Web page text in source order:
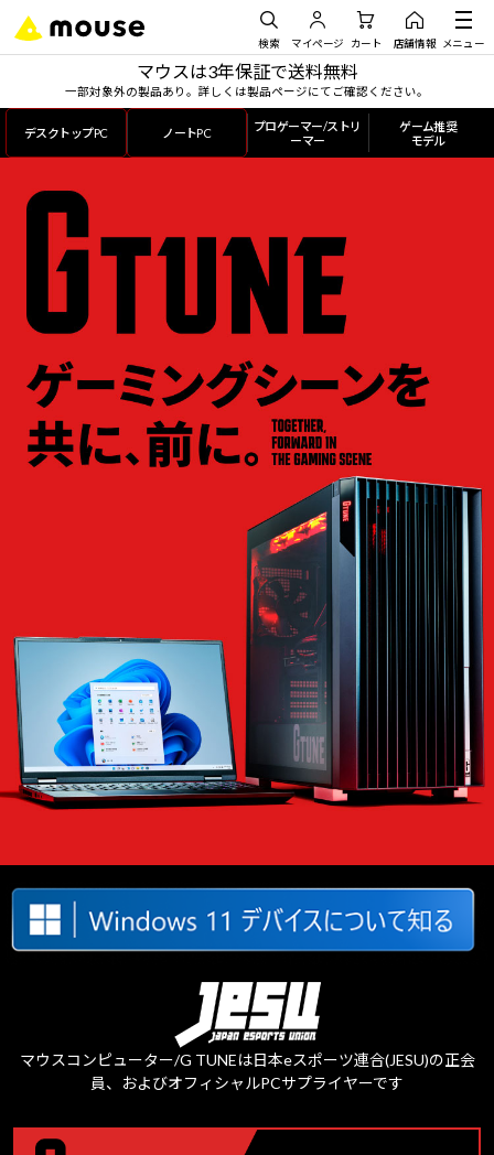
検索 マイページ カート 店舗情報 メニュー
マウスは3年保証で送料無料
一部対象外の製品あり。詳しくは製品ページにてご確認ください。
デスクトップPC ノートPC
プロゲーマー/ストリ
ーマー
ゲーム推奨
モデル
マウスコンピューター/G TUNEは日本eスポーツ連合(JESU)の正会
員、およびオフィシャルPCサプライヤーです